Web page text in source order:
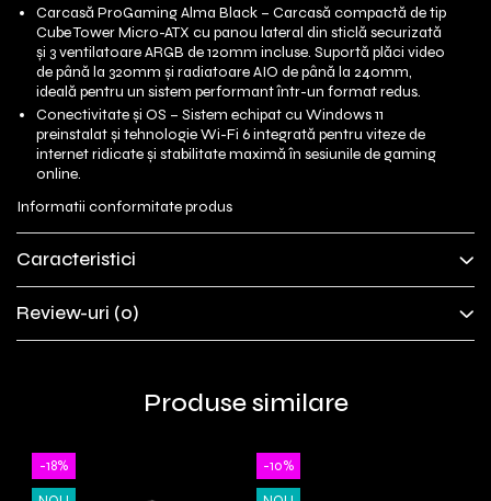
Carcasă ProGaming Alma Black – Carcasă compactă de tip
Cube Tower Micro-ATX cu panou lateral din sticlă securizată
și 3 ventilatoare ARGB de 120mm incluse. Suportă plăci video
de până la 320mm și radiatoare AIO de până la 240mm,
ideală pentru un sistem performant într-un format redus.
Conectivitate și OS – Sistem echipat cu Windows 11
preinstalat și tehnologie Wi-Fi 6 integrată pentru viteze de
internet ridicate și stabilitate maximă în sesiunile de gaming
online.
Informatii conformitate produs
Caracteristici
Review-uri (0)
Produse similare
-18%
-10%